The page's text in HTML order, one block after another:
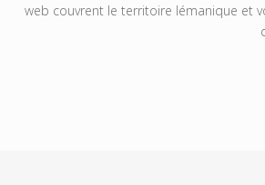
web couvrent le territoire lémanique et